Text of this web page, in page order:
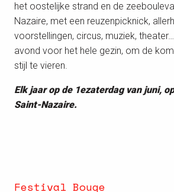
het oostelijke strand en de
Nazaire, met een reuzenpicknick,
voorstellingen, circus, muziek,
avond voor het hele gezin, om de
stijl te vieren.
Elk jaar op de 1ezaterdag van juni,
Saint-Nazaire.
Festival Bouge